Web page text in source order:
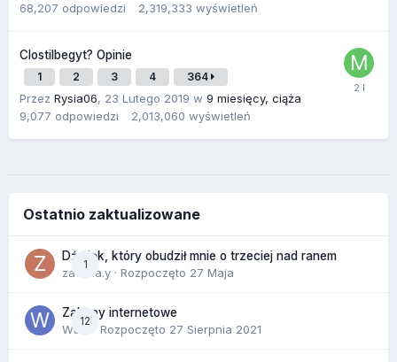
68,207 odpowiedzi 2,319,333 wyświetleń
Clostilbegyt? Opinie
1 2 3 4 364
Przez Rysia06, 23 Lutego 2019 w 9 miesięcy, ciąża
9,077 odpowiedzi 2,013,060 wyświetleń
Ostatnio zaktualizowane
1
Dźwięk, który obudził mnie o trzeciej nad ranem
zackr.a.y · Rozpoczęto 27 Maja
12
Zakupy internetowe
Wula · Rozpoczęto 27 Sierpnia 2021